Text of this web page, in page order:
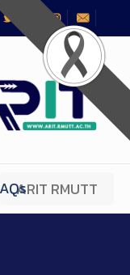
ARIT RMUTT